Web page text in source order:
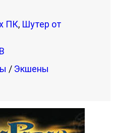
ПК, Шутер от
/ Экшены